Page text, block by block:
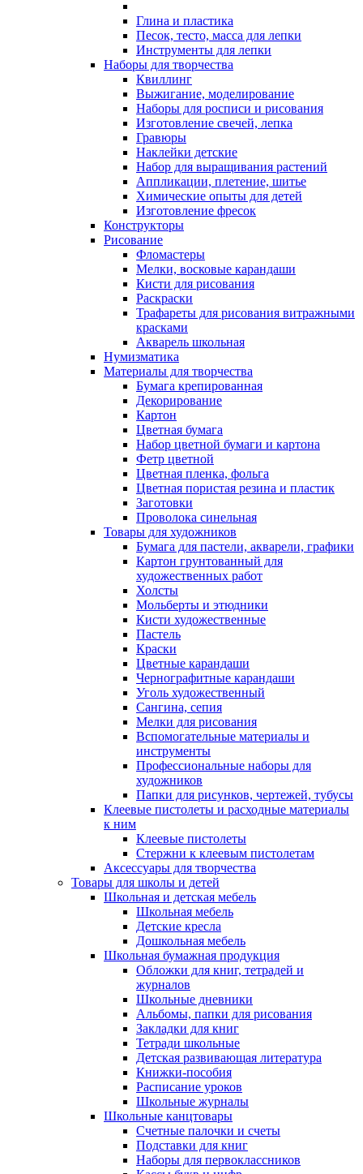
Глина и пластика
Песок, тесто, масса для лепки
Инструменты для лепки
Наборы для творчества
Квиллинг
Выжигание, моделирование
Наборы для росписи и рисования
Изготовление свечей, лепка
Гравюры
Наклейки детские
Набор для выращивания растений
Аппликации, плетение, шитье
Химические опыты для детей
Изготовление фресок
Конструкторы
Рисование
Фломастеры
Мелки, восковые карандаши
Кисти для рисования
Раскраски
Трафареты для рисования витражными
красками
Акварель школьная
Нумизматика
Материалы для творчества
Бумага крепированная
Декорирование
Картон
Цветная бумага
Набор цветной бумаги и картона
Фетр цветной
Цветная пленка, фольга
Цветная пористая резина и пластик
Заготовки
Проволока синельная
Товары для художников
Бумага для пастели, акварели, графики
Картон грунтованный для
художественных работ
Холсты
Мольберты и этюдники
Кисти художественные
Пастель
Краски
Цветные карандаши
Чернографитные карандаши
Уголь художественный
Сангина, сепия
Мелки для рисования
Вспомогательные материалы и
инструменты
Профессиональные наборы для
художников
Папки для рисунков, чертежей, тубусы
Клеевые пистолеты и расходные материалы
к ним
Клеевые пистолеты
Стержни к клеевым пистолетам
Аксессуары для творчества
Товары для школы и детей
Школьная и детская мебель
Школьная мебель
Детские кресла
Дошкольная мебель
Школьная бумажная продукция
Обложки для книг, тетрадей и
журналов
Школьные дневники
Альбомы, папки для рисования
Закладки для книг
Тетради школьные
Детская развивающая литература
Книжки-пособия
Расписание уроков
Школьные журналы
Школьные канцтовары
Счетные палочки и счеты
Подставки для книг
Наборы для первоклассников